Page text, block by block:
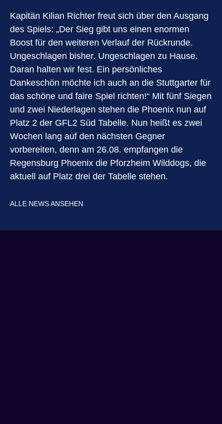
Kapitän Kilian Richter freut sich über den Ausgang
des Spiels: „Der Sieg gibt uns einen enormen
Boost für den weiteren Verlauf der Rückrunde.
Ungeschlagen bisher. Ungeschlagen zu Hause.
Daran halten wir fest. Ein persönliches
Dankeschön möchte ich auch an die Stuttgarter für
das schöne und faire Spiel richten!“ Mit fünf Siegen
und zwei Niederlagen stehen die Phoenix nun auf
Platz 2 der GFL2 Süd Tabelle. Nun heißt es zwei
Wochen lang auf den nächsten Gegner
vorbereiten, denn am 26.08. empfangen die
Regensburg Phoenix die Pforzheim Wilddogs, die
aktuell auf Platz drei der Tabelle stehen.
ALLE NEWS ANSEHEN